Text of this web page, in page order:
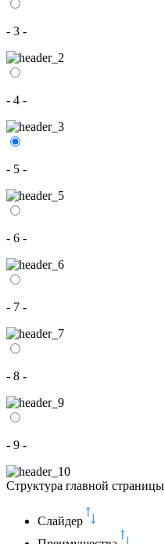
- 3 -
- 4 -
- 5 -
- 6 -
- 7 -
- 8 -
- 9 -
Структура главной страницы
Слайдер